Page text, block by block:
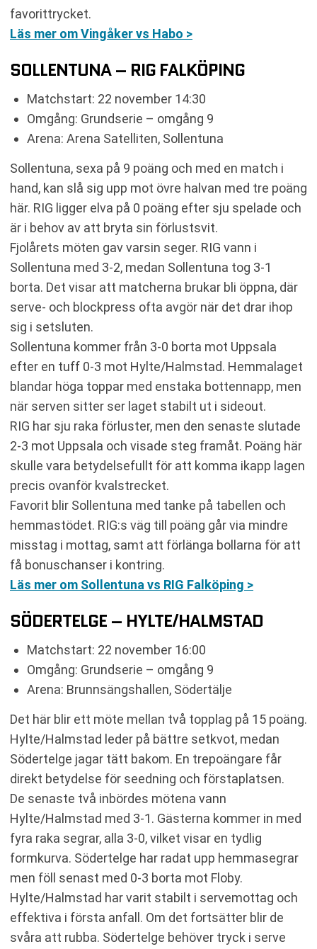
favorittrycket.
Läs mer om Vingåker vs Habo >
SOLLENTUNA – RIG FALKÖPING
Matchstart: 22 november 14:30
Omgång: Grundserie – omgång 9
Arena: Arena Satelliten, Sollentuna
Sollentuna, sexa på 9 poäng och med en match i
hand, kan slå sig upp mot övre halvan med tre poäng
här. RIG ligger elva på 0 poäng efter sju spelade och
är i behov av att bryta sin förlustsvit.
Fjolårets möten gav varsin seger. RIG vann i
Sollentuna med 3-2, medan Sollentuna tog 3-1
borta. Det visar att matcherna brukar bli öppna, där
serve- och blockpress ofta avgör när det drar ihop
sig i setsluten.
Sollentuna kommer från 3-0 borta mot Uppsala
efter en tuff 0-3 mot Hylte/Halmstad. Hemmalaget
blandar höga toppar med enstaka bottennapp, men
när serven sitter ser laget stabilt ut i sideout.
RIG har sju raka förluster, men den senaste slutade
2-3 mot Uppsala och visade steg framåt. Poäng här
skulle vara betydelsefullt för att komma ikapp lagen
precis ovanför kvalstrecket.
Favorit blir Sollentuna med tanke på tabellen och
hemmastödet. RIG:s väg till poäng går via mindre
misstag i mottag, samt att förlänga bollarna för att
få bonuschanser i kontring.
Läs mer om Sollentuna vs RIG Falköping >
SÖDERTELGE – HYLTE/HALMSTAD
Matchstart: 22 november 16:00
Omgång: Grundserie – omgång 9
Arena: Brunnsängshallen, Södertälje
Det här blir ett möte mellan två topplag på 15 poäng.
Hylte/Halmstad leder på bättre setkvot, medan
Södertelge jagar tätt bakom. En trepoängare får
direkt betydelse för seedning och förstaplatsen.
De senaste två inbördes mötena vann
Hylte/Halmstad med 3-1. Gästerna kommer in med
fyra raka segrar, alla 3-0, vilket visar en tydlig
formkurva. Södertelge har radat upp hemmasegrar
men föll senast med 0-3 borta mot Floby.
Hylte/Halmstad har varit stabilt i servemottag och
effektiva i första anfall. Om det fortsätter blir de
svåra att rubba. Södertelge behöver tryck i serve